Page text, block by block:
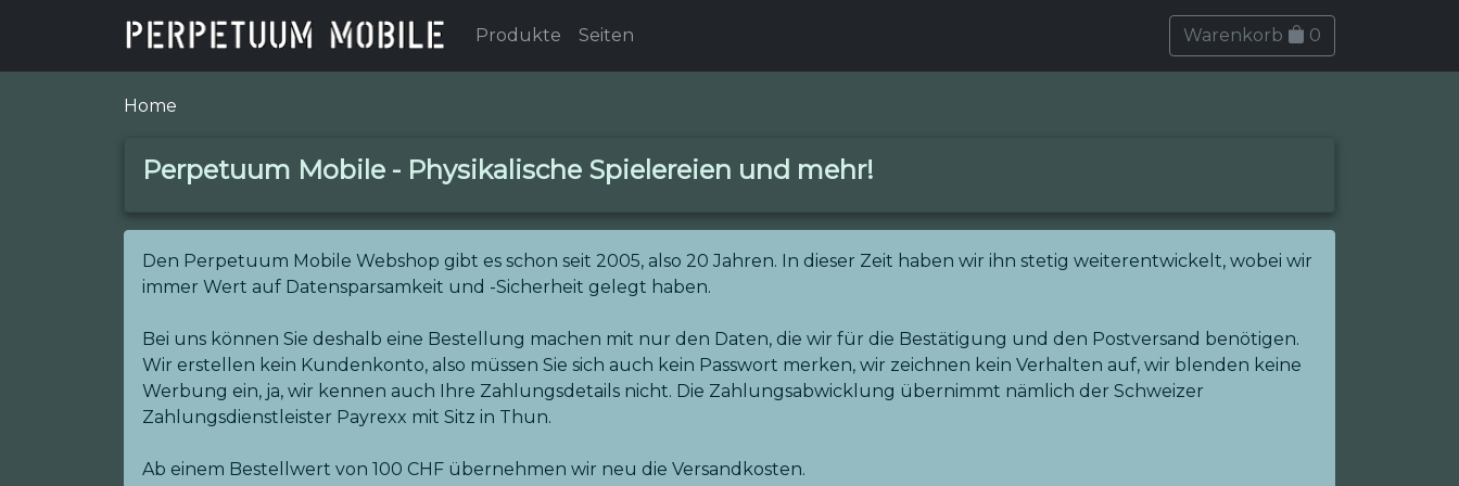
Produkte Seiten Warenkorb 0
Home
Perpetuum Mobile - Physikalische Spielereien und mehr!
Den Perpetuum Mobile Webshop gibt es schon seit 2005, also 20 Jahren. In dieser Zeit haben wir ihn stetig weiterentwickelt, wobei wir
immer Wert auf Datensparsamkeit und -Sicherheit gelegt haben.
Bei uns können Sie deshalb eine Bestellung machen mit nur den Daten, die wir für die Bestätigung und den Postversand benötigen.
Wir erstellen kein Kundenkonto, also müssen Sie sich auch kein Passwort merken, wir zeichnen kein Verhalten auf, wir blenden keine
Werbung ein, ja, wir kennen auch Ihre Zahlungsdetails nicht. Die Zahlungsabwicklung übernimmt nämlich der Schweizer
Zahlungsdienstleister Payrexx mit Sitz in Thun.
Ab einem Bestellwert von 100 CHF übernehmen wir neu die Versandkosten.